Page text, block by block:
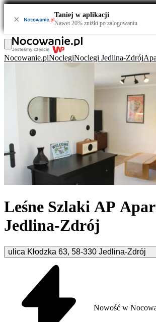
× Taniej w aplikacji
Nawet 20% zniżki po zalogowaniu
Nocowanie.plNoclegiNoclegi Jedlina-Zdrój
Leśne Szlaki AP
Jedlina-Zdrój
ulica Kłodzka 63, 58-330 Jedlina-Zdrój
Nowość w